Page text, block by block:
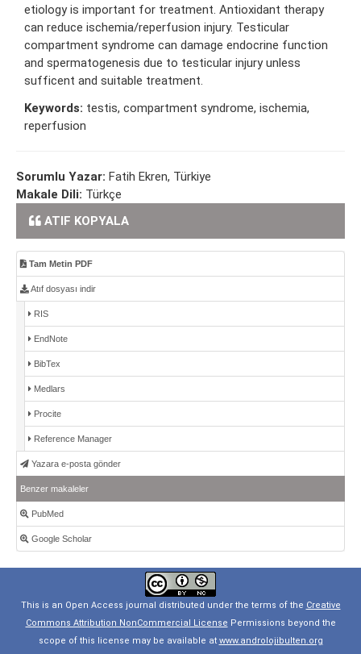
etiology is important for treatment. Antioxidant therapy
can reduce ischemia/reperfusion injury. Testicular
compartment syndrome can damage endocrine function
and spermatogenesis due to testicular injury unless
sufficent and suitable treatment.
Keywords: testis, compartment syndrome, ischemia,
reperfusion
Sorumlu Yazar: Fatih Ekren, Türkiye
Makale Dili: Türkçe
ATIF KOPYALA
Tam Metin PDF
Atıf dosyası indir
RIS
EndNote
BibTex
Medlars
Procite
Reference Manager
Yazara e-posta gönder
Benzer makaleler
PubMed
Google Scholar
This is an Open Access journal distributed under the terms of the Creative
Commons Attribution NonCommercial License Permissions beyond the
scope of this license may be available at www.androlojibulten.org